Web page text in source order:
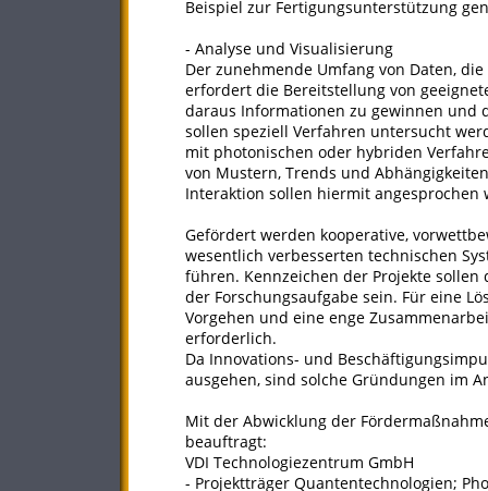
Beispiel zur Fertigungsunterstützung
- Analyse und Visualisierung
Der zunehmende Umfang von Daten,
erfordert die Bereitstellung von
daraus Informationen zu gewinnen und
sollen speziell Verfahren untersucht
mit photonischen oder hybriden
von Mustern, Trends und
Interaktion sollen hiermit angesprochen
Gefördert werden kooperative,
wesentlich verbesserten technischen
führen. Kennzeichen der Projekte
der Forschungsaufgabe sein. Für eine
Vorgehen und eine enge
erforderlich.
Da Innovations- und
ausgehen, sind solche Gründungen im
Mit der Abwicklung der
beauftragt:
VDI Technologiezentrum GmbH
- Projektträger Quantentechnologien;